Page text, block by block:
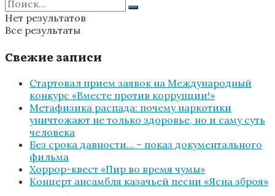
Нет результатов
Все результаты
Свежие записи
Стартовал прием заявок на Международный
конкурс «Вместе против коррупции!»
Метафизика распада: почему наркотики
уничтожают не только здоровье, но и саму суть
человека
Без срока давности… – показ документального
фильма
Хоррор-квест «Пир во время чумы»
Концерт ансамбля казачьей песни «Ясна зброя»